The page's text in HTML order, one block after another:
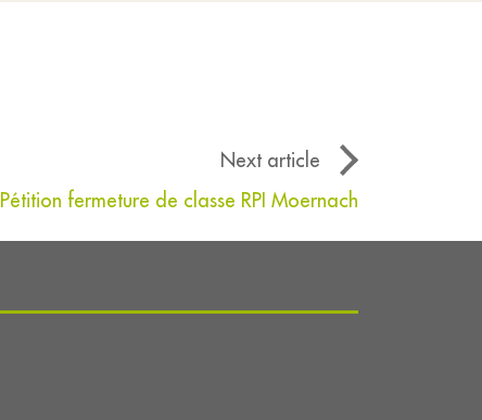
Next article
Pétition fermeture de classe RPI Moernach